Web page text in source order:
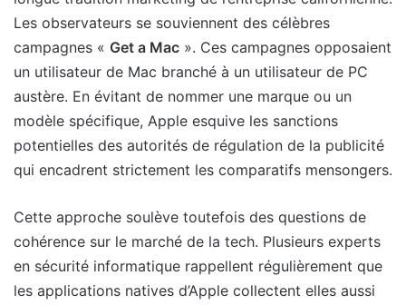
Les observateurs se souviennent des célèbres
campagnes « Get a Mac ». Ces campagnes opposaient
un utilisateur de Mac branché à un utilisateur de PC
austère. En évitant de nommer une marque ou un
modèle spécifique, Apple esquive les sanctions
potentielles des autorités de régulation de la publicité
qui encadrent strictement les comparatifs mensongers.
Cette approche soulève toutefois des questions de
cohérence sur le marché de la tech. Plusieurs experts
en sécurité informatique rappellent régulièrement que
les applications natives d’Apple collectent elles aussi